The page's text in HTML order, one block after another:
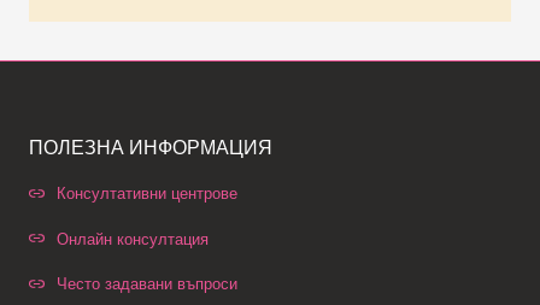
ПОЛЕЗНА ИНФОРМАЦИЯ
Консултативни центрове
Онлайн консултация
Често задавани въпроси